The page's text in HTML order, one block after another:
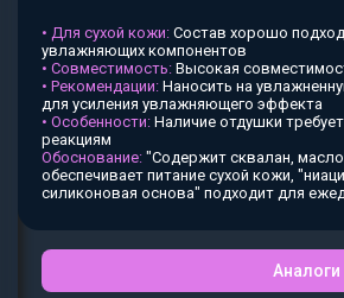
• Для сухой кожи: Состав хорошо
увлажняющих компонентов
• Совместимость: Высокая
• Рекомендации: Наносить на
для усиления увлажняющего эффекта
• Особенности: Наличие отдушки
реакциям
Обоснование: "Содержит сквалан,
обеспечивает питание сухой кожи,
силиконовая основа" подходит для
Аналоги